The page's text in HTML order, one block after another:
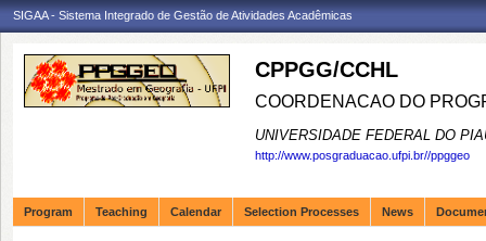
SIGAA - Sistema Integrado de Gestão de Atividades Acadêmicas
CPPGG/CCHL
COORDENACAO DO
UNIVERSIDADE FEDERAL DO
http://www.posgraduacao.ufpi.br//ppggeo
Program Teaching Calendar Selection Processes News